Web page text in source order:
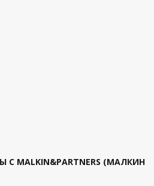
MALKIN&PARTNERS (МАЛКИН